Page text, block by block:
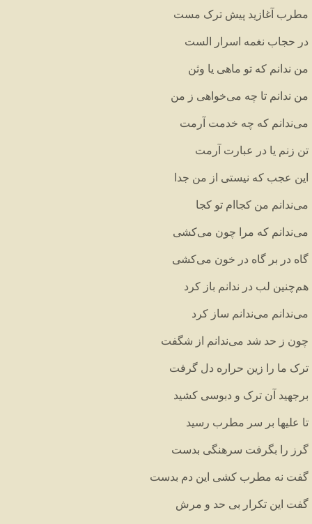
مطرب آغازید پیش ترک مست
در حجاب نغمه اسرار الست
من ندانم که تو ماهی یا وثن
من ندانم تا چه میخواهی ز من
میندانم که چه خدمت آرمت
تن زنم یا در عبارت آرمت
این عجب که نیستی از من جدا
میندانم من کجاام تو کجا
میندانم که مرا چون میکشی
گاه در بر گاه در خون میکشی
همچنین لب در ندانم باز کرد
میندانم میندانم ساز کرد
چون ز حد شد میندانم از شگفت
ترک ما را زین حراره دل گرفت
برجهید آن ترک و دبوسی کشید
تا علیها بر سر مطرب رسید
گرز را بگرفت سرهنگی بدست
گفت نه مطرب کشی این دم بدست
گفت این تکرار بی حد و مرش